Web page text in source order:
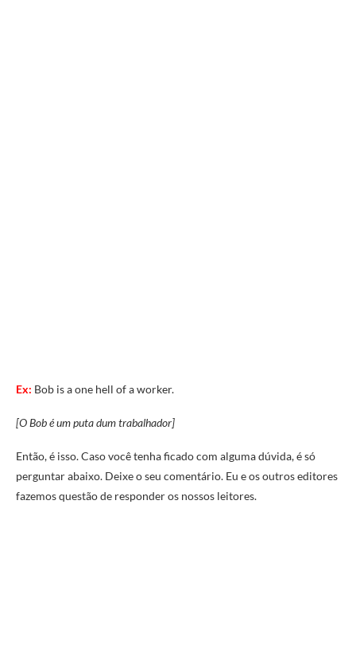
Ex: Bob is a one hell of a worker.
[O Bob é um puta dum trabalhador]
Então, é isso. Caso você tenha ficado com alguma dúvida, é só
perguntar abaixo. Deixe o seu comentário. Eu e os outros editores
fazemos questão de responder os nossos leitores.